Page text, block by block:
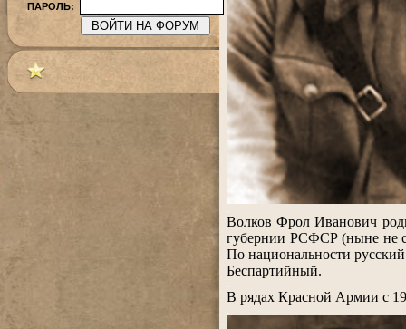
ПАРОЛЬ:
Волков Фрол Иванович
губернии РСФСР (ныне не
По национальности
Беспартийный.
В рядах Красной Армии с